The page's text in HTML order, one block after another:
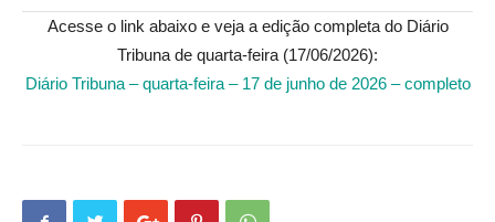
Acesse o link abaixo e veja a edição completa do Diário
Tribuna de quarta-feira (17/06/2026):
Diário Tribuna – quarta-feira – 17 de junho de 2026 – completo